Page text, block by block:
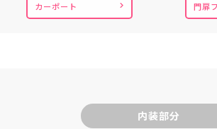
カーポート 門扉
内装部分